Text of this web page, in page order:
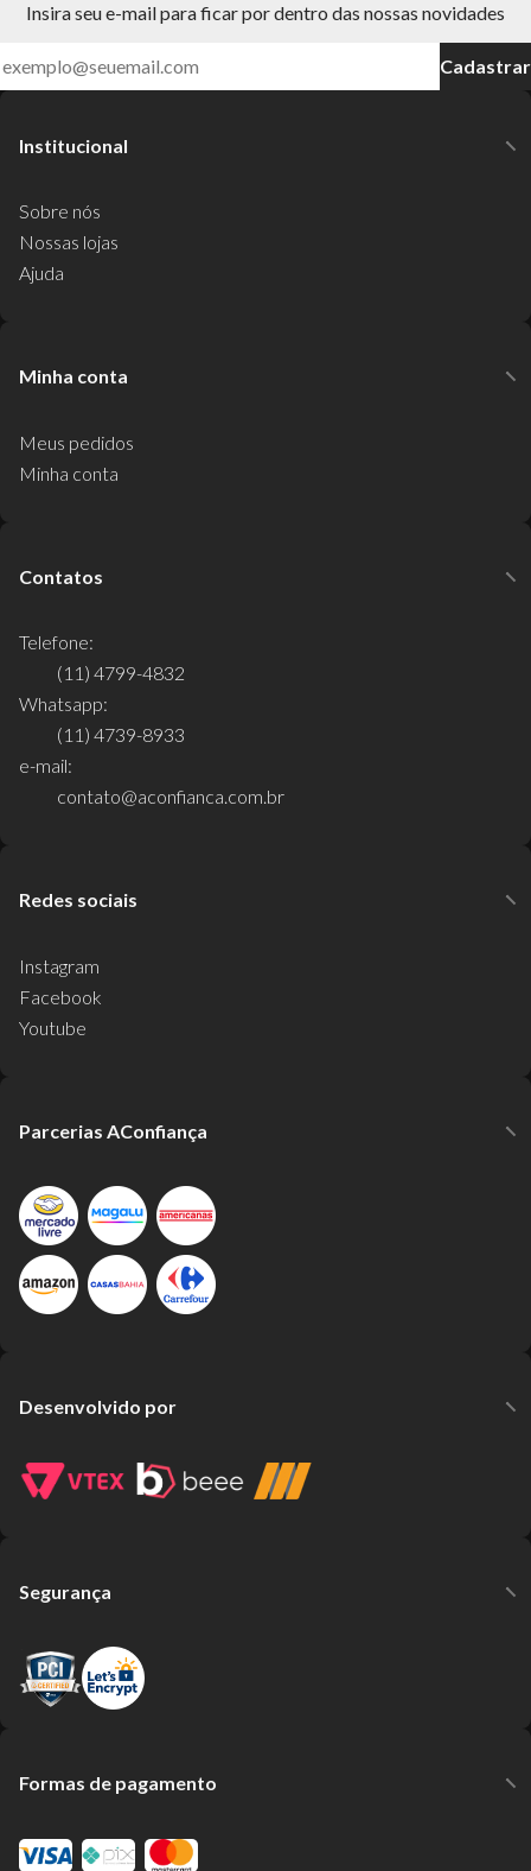
Insira seu e-mail para ficar por dentro das nossas novidades
Cadastrar
Institucional
Sobre nós
Nossas lojas
Ajuda
Minha conta
Meus pedidos
Minha conta
Contatos
Telefone:
(11) 4799-4832
Whatsapp:
(11) 4739-8933
e-mail:
contato@aconfianca.com.br
Redes sociais
Instagram
Facebook
Youtube
Parcerias AConfiança
Desenvolvido por
Segurança
Formas de pagamento